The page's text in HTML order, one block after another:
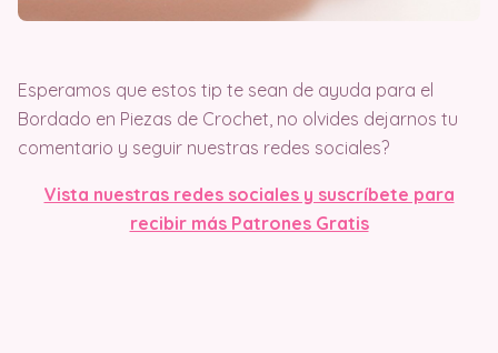
Esperamos que estos tip te sean de ayuda para el
Bordado en Piezas de Crochet, no olvides dejarnos tu
comentario y seguir nuestras redes sociales?
Vista nuestras redes sociales y suscríbete para
recibir más Patrones Gratis